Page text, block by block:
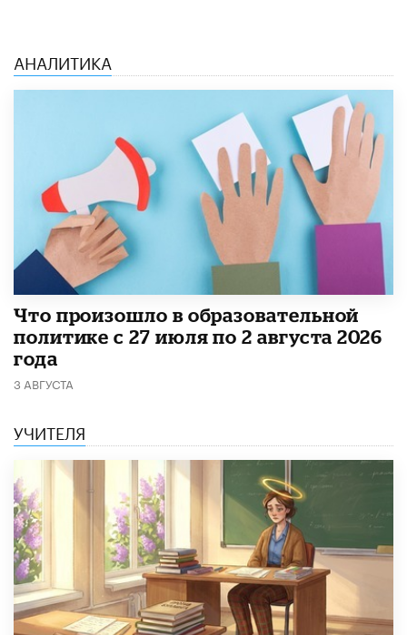
АНАЛИТИКА
​Что произошло в образовательной
политике с 27 июля по 2 августа 2026
года
3 АВГУСТА
УЧИТЕЛЯ